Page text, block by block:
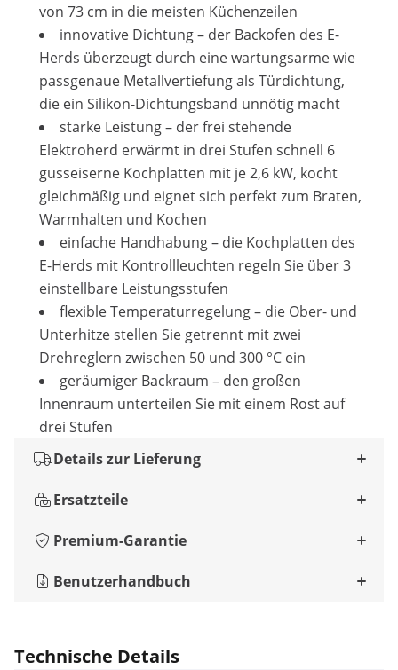
von 73 cm in die meisten Küchenzeilen
innovative Dichtung – der Backofen des E-
Herds überzeugt durch eine wartungsarme wie
passgenaue Metallvertiefung als Türdichtung,
die ein Silikon-Dichtungsband unnötig macht
starke Leistung – der frei stehende
Elektroherd erwärmt in drei Stufen schnell 6
gusseiserne Kochplatten mit je 2,6 kW, kocht
gleichmäßig und eignet sich perfekt zum Braten,
Warmhalten und Kochen
einfache Handhabung – die Kochplatten des
E-Herds mit Kontrollleuchten regeln Sie über 3
einstellbare Leistungsstufen
flexible Temperaturregelung – die Ober- und
Unterhitze stellen Sie getrennt mit zwei
Drehreglern zwischen 50 und 300 °C ein
geräumiger Backraum – den großen
Innenraum unterteilen Sie mit einem Rost auf
drei Stufen
Details zur Lieferung
Ersatzteile
Premium-Garantie
Benutzerhandbuch
Technische Details